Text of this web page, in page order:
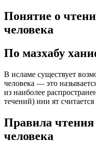
Понятие о
человека
По мазхабу
В исламе существует
человека — это
из наиболее
течений) ини ят
Правила чтения
человека